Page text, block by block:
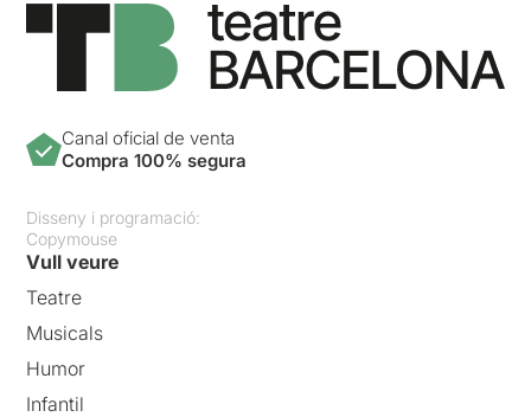
Canal oficial de venta
Compra 100% segura
Disseny i programació:
Copymouse
Vull veure
Teatre
Musicals
Humor
Infantil